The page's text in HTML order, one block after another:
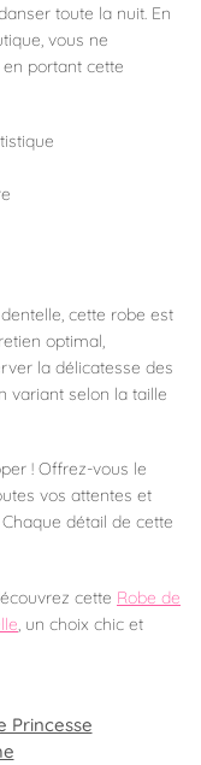
toute la nuit. En
vous ne
en portant cette
cette robe est
optimal,
la délicatesse des
variant selon la taille
! Offrez-vous le
vos attentes et
détail de cette
cette Robe de
, un choix chic et
Princesse